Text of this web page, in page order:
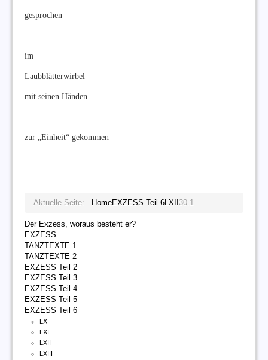
gesprochen
im
Laubblätterwirbel
mit seinen Händen
zur „Einheit“ gekommen
Aktuelle Seite: HomeEXZESS Teil 6LXII 30.1
Der Exzess, woraus besteht er?
EXZESS
TANZTEXTE 1
TANZTEXTE 2
EXZESS Teil 2
EXZESS Teil 3
EXZESS Teil 4
EXZESS Teil 5
EXZESS Teil 6
LX
LXI
LXII
LXIII